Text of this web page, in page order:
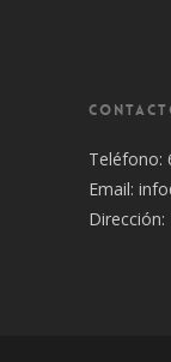
Teléfono:
Email: